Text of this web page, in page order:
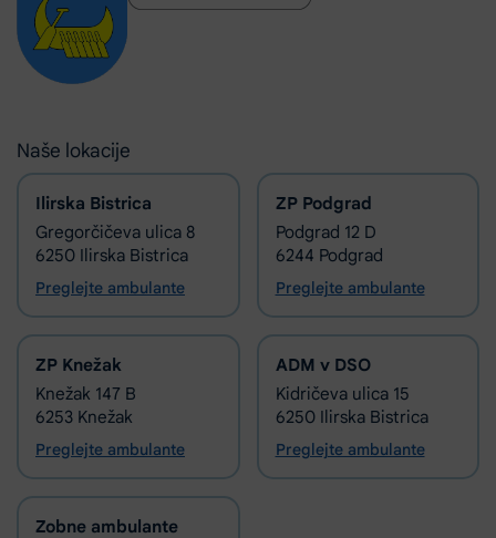
Naše lokacije
Ilirska Bistrica
Gregorčičeva ulica 8
6250 Ilirska Bistrica
Preglejte ambulante
ZP Podgrad
Podgrad 12 D
6244 Podgrad
Preglejte ambulante
ZP Knežak
Knežak 147 B
6253 Knežak
Preglejte ambulante
ADM v DSO
Kidričeva ulica 15
6250 Ilirska Bistrica
Preglejte ambulante
Zobne ambulante